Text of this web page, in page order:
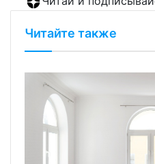
Читайте также